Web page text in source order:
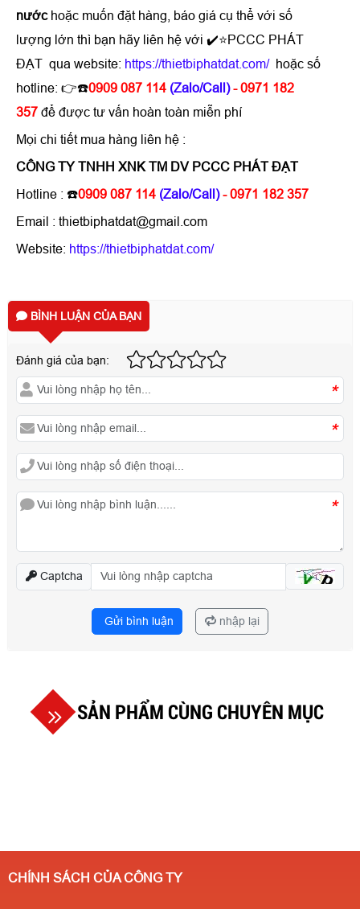
nước hoặc muốn đặt hàng, báo giá cụ thể với số
lượng lớn thì bạn hãy liên hệ với ✔️⭐PCCC PHÁT
ĐẠT qua website: https://thietbiphatdat.com/ hoặc số
hotline: 👉☎️0909 087 114 (Zalo/Call) - 0971 182
357 để được tư vấn hoàn toàn miễn phí
Mọi chi tiết mua hàng liên hệ :
CÔNG TY TNHH XNK TM DV PCCC PHÁT ĐẠT
Hotline : ☎️0909 087 114 (Zalo/Call) - 0971 182 357
Email : thietbiphatdat@gmail.com
Website: https://thietbiphatdat.com/
BÌNH LUẬN CỦA BẠN
Đánh giá của bạn:
*
*
*
Captcha
Gửi bình luận nhập lại
SẢN PHẨM CÙNG CHUYÊN MỤC
CHÍNH SÁCH CỦA CÔNG TY